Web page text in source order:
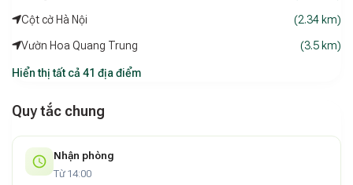
Cột cờ Hà Nội (2.34 km)
Vườn Hoa Quang Trung (3.5 km)
Hiển thị tất cả 41 địa điểm
Quy tắc chung
Nhận phòng
Từ 14:00